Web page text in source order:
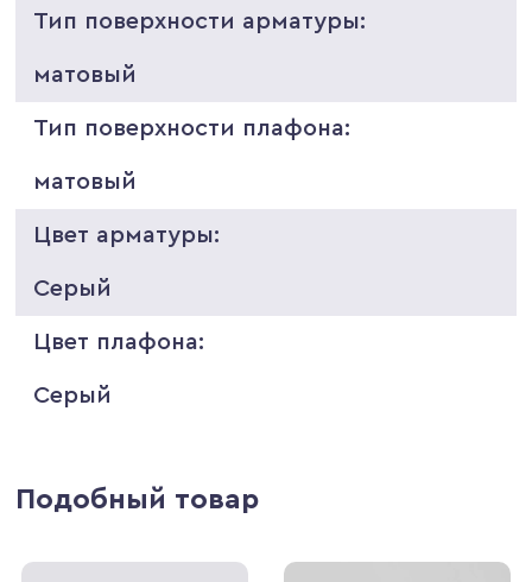
Тип поверхности арматуры:
матовый
Тип поверхности плафона:
матовый
Цвет арматуры:
Серый
Цвет плафона:
Серый
Подобный товар